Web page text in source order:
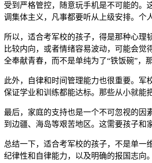
受到严格管控，随意玩手机是不可能的。
调集体主义，凡事都要听从上级安排。个
所以，适合考军校的孩子，得是那种心理
比较内向，或者情绪容易波动，可能会
全奉献青春，而不是单纯为了“铁饭碗”，
此外，自律和时间管理能力也很重要。军
保证学业和训练都能达标。那些从小就能
最后，家庭的支持也是一个不可忽视的因
到边疆、海岛等艰苦地区。这需要孩子和
总结一下，适合考军校的孩子，不是单一
纪律性和自律能力，以及明确的报国志向